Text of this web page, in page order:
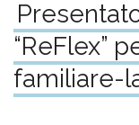
e
“ReFlex”
familiare-